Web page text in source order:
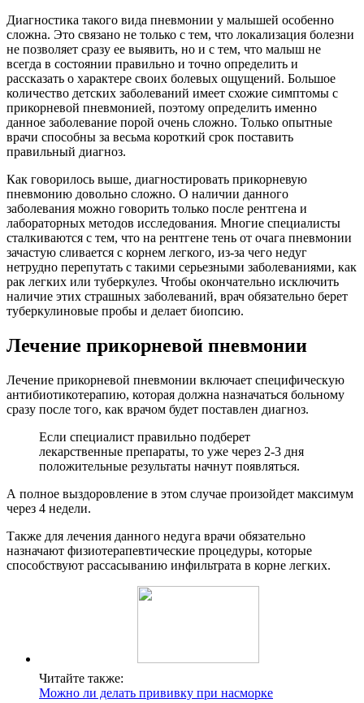
Диагностика такого вида пневмонии у малышей особенно
сложна. Это связано не только с тем, что локализация болезни
не позволяет сразу ее выявить, но и с тем, что малыш не
всегда в состоянии правильно и точно определить и
рассказать о характере своих болевых ощущений. Большое
количество детских заболеваний имеет схожие симптомы с
прикорневой пневмонией, поэтому определить именно
данное заболевание порой очень сложно. Только опытные
врачи способны за весьма короткий срок поставить
правильный диагноз.
Как говорилось выше, диагностировать прикорневую
пневмонию довольно сложно. О наличии данного
заболевания можно говорить только после рентгена и
лабораторных методов исследования. Многие специалисты
сталкиваются с тем, что на рентгене тень от очага пневмонии
зачастую сливается с корнем легкого, из-за чего недуг
нетрудно перепутать с такими серьезными заболеваниями, как
рак легких или туберкулез. Чтобы окончательно исключить
наличие этих страшных заболеваний, врач обязательно берет
туберкулиновые пробы и делает биопсию.
Лечение прикорневой пневмонии
Лечение прикорневой пневмонии включает специфическую
антибиотикотерапию, которая должна назначаться больному
сразу после того, как врачом будет поставлен диагноз.
Если специалист правильно подберет
лекарственные препараты, то уже через 2-3 дня
положительные результаты начнут появляться.
А полное выздоровление в этом случае произойдет максимум
через 4 недели.
Также для лечения данного недуга врачи обязательно
назначают физиотерапевтические процедуры, которые
способствуют рассасыванию инфильтрата в корне легких.
Читайте также:
Можно ли делать прививку при насморке